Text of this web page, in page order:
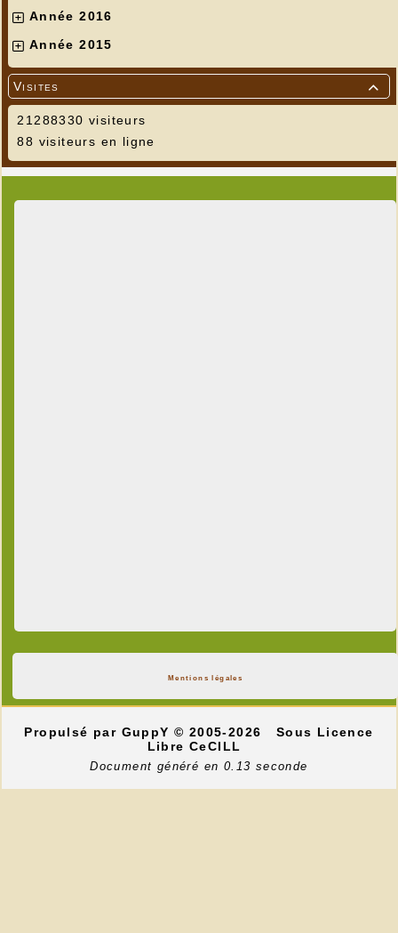
Année 2016
Année 2015

Visites
21288330 visiteurs
88 visiteurs en ligne
Mentions légales
Propulsé par GuppY© 2005-2026
Sous Licence
Libre CeCILL
Document généré en 0.13 seconde